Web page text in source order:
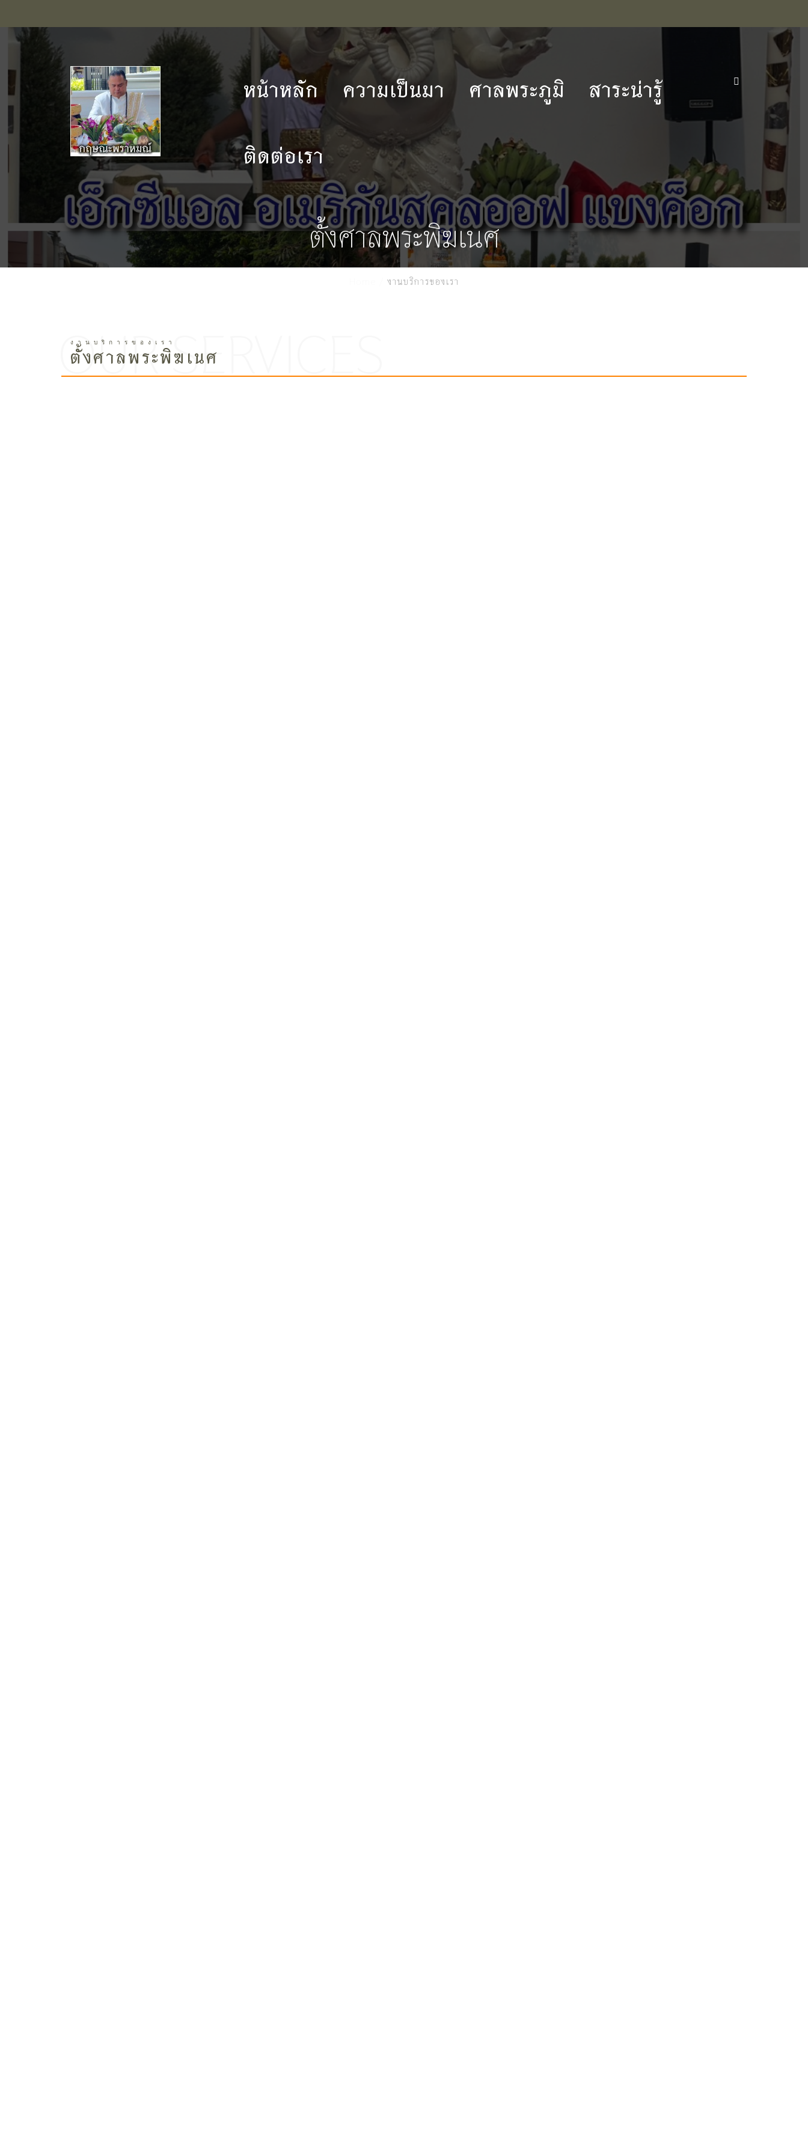
หน้าหลัก ความเป็นมา ศาลพระภูมิ สาระน่ารู้
ติดต่อเรา
ตั้งศาลพระพิฆเนศ
Home /งานบริการของเรา
ตั้งศาลพระพิฆเนศ